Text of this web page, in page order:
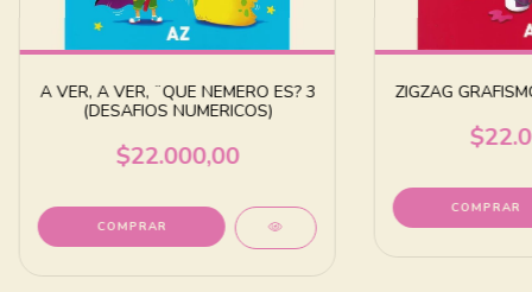
A VER, A VER, ¨QUE NEMERO ES? 3
(DESAFIOS NUMERICOS)
$22.000,00
ZIGZAG